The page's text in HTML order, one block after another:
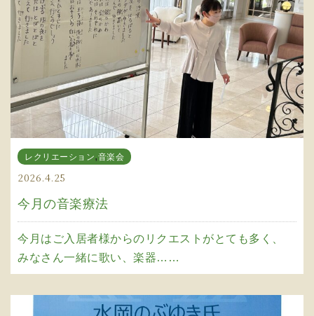
レクリエーション,音楽会
2026.4.25
今月の音楽療法
今月はご入居者様からのリクエストがとても多く、
みなさん一緒に歌い、楽器……